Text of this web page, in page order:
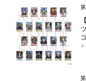
第
第